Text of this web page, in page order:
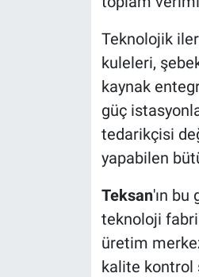
Teknolojik
kuleleri,
kaynak
güç
tedarikçisi
yapabilen
Teksan'ın bu
teknoloji
üretim
kalite kontrol